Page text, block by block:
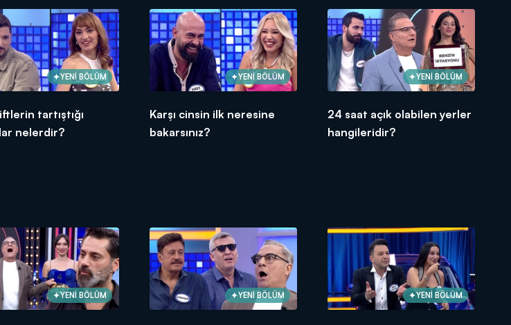
YENİ BÖLÜM
tartıştığı
nelerdir?
YENİ BÖLÜM
Karşı cinsin ilk neresine
bakarsınız?
YENİ BÖLÜM
24 saat açık olabilen yerler
hangileridir?
YENİ BÖLÜM YENİ BÖLÜM YENİ BÖLÜM